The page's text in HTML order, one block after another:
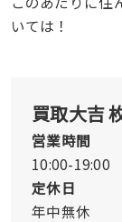
いては！
買取大吉
営業時間
10:00-19:00
定休日
年中無休